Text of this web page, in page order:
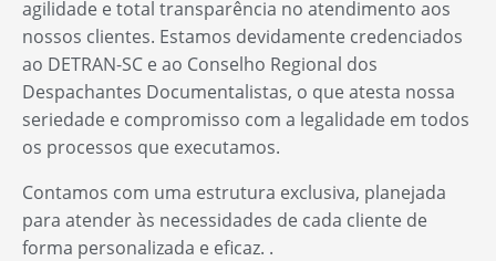
agilidade e total transparência no atendimento aos
nossos clientes. Estamos devidamente credenciados
ao DETRAN-SC e ao Conselho Regional dos
Despachantes Documentalistas, o que atesta nossa
seriedade e compromisso com a legalidade em todos
os processos que executamos.
Contamos com uma estrutura exclusiva, planejada
para atender às necessidades de cada cliente de
forma personalizada e eficaz. .